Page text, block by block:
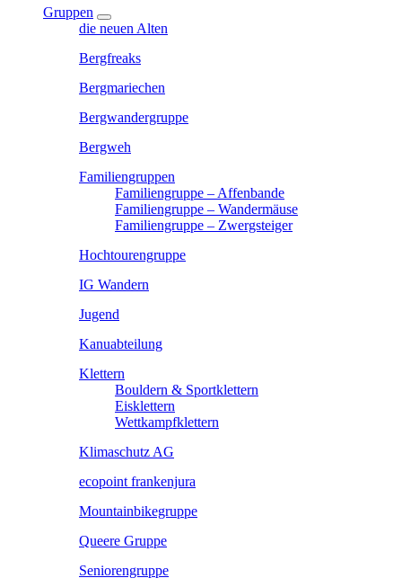
Gruppen
die neuen Alten
Bergfreaks
Bergmariechen
Bergwandergruppe
Bergweh
Familiengruppen
Familiengruppe – Affenbande
Familiengruppe – Wandermäuse
Familiengruppe – Zwergsteiger
Hochtourengruppe
IG Wandern
Jugend
Kanuabteilung
Klettern
Bouldern & Sportklettern
Eisklettern
Wettkampfklettern
Klimaschutz AG
ecopoint frankenjura
Mountainbikegruppe
Queere Gruppe
Seniorengruppe